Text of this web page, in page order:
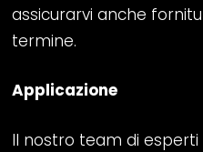
assicurarvi anche
termine.
Applicazione
Il nostro team di